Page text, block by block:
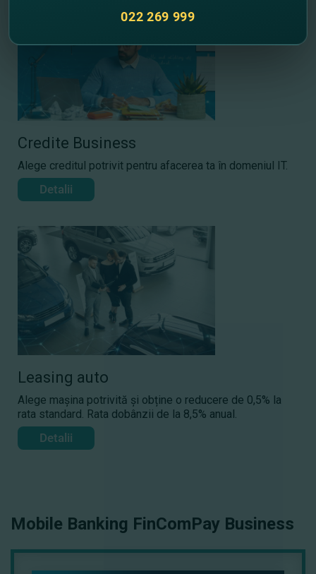
Credite Business
Alege creditul potrivit pentru afacerea ta în domeniul IT.
Detalii
Leasing auto
Alege mașina potrivită și obține o reducere de 0,5% la
rata standard. Rata dobânzii de la 8,5% anual.
Detalii
Mobile Banking FinComPay Business
022 269 999